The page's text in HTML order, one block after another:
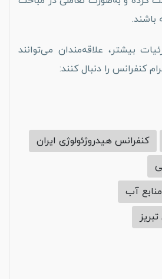
بیشتر، علاقه‌مندان می‌توانند
کنفرانس را دنبال کنند:
کنفرانس هیدروژئولوژی ایران
آب